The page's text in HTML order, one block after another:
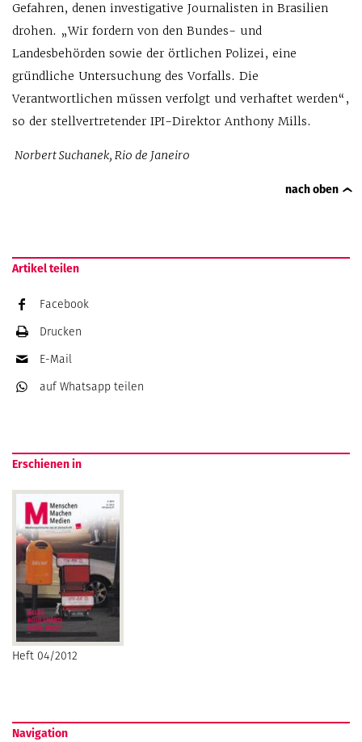
Gefahren, denen investigative Journalisten in Brasilien
drohen. „Wir fordern von den Bundes- und
Landesbehörden sowie der örtlichen Polizei, eine
gründliche Untersuchung des Vorfalls. Die
Verantwortlichen müssen verfolgt und verhaftet werden“,
so der stellvertretender IPI-Direktor Anthony Mills.
Norbert Suchanek, Rio de Janeiro
nach oben
Artikel teilen
Facebook
Drucken
E-Mail
auf Whatsapp teilen
Erschienen in
Heft 04/2012
Navigation